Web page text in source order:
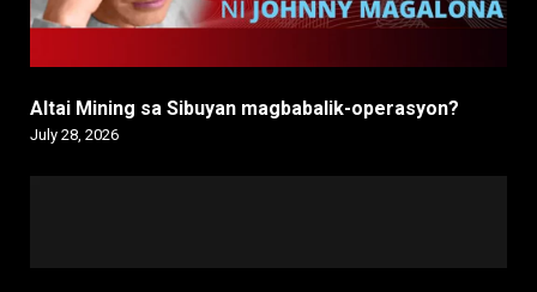
Altai Mining sa Sibuyan magbabalik-operasyon?
July 28, 2026